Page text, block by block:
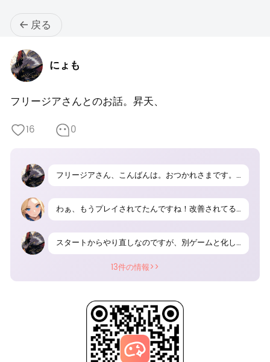
戻る
にょも
フリージアさんとのお話。昇天、
16 0
フリージアさん、こんばんは。おつかれさまです。『ヴァルハラナイツ2 バトルスタンス』をプレイしています。まあ、ずいぶんと遊びやすくなって！『ヴァルハラナイツ2』とは、もはや別ゲームやん！！！！！パーティー構成、6人から4人になってる！スキルシステム、大幅改善！『ヴァルハラナイツ2』は、何だったのさ！？何だったのさ！？このゲーム、バトルスタンスは面白いよ！ヴァルハラナイツ2からプレイしてると、改善度の範疇、苦笑を超えて昇天！まあ、ヴァルハラナイツ2の知識は、無駄にはならにゃいけど。マップの道、覚えてるし。『ヴァルハラナイツ2 バトルスタンス』、推しますよ！
わぁ、もうプレイされてたんですね！改善されてる部分多くて驚きですか？前作経験者にとっては新鮮味あって良さそうですね♪
スタートからやり直しなのですが、別ゲームと化していますので面白いです！ハクスラで出現するアイテムの調整も、絶妙！『ヴァルハラナイツ2』が、プレイヤーに配慮無さ過ぎ！まあ、確信犯的な強化版ゲームですねー。はい！
13件の情報>>